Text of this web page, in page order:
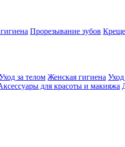
Прорезывание зубов
за телом Женская гигиена
для красоты и макияжа